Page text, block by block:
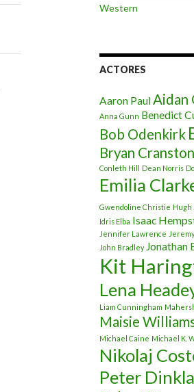
Western
ACTORES
Aaron PaulAidan
Anna Gunn Benedict
Bob Odenkirk
Bryan Cranston
Conleth Hill
Dean Norris
Emilia
Gwendoline Christie Hugh
Idris Elba Isaac
Jennifer Lawrence
John Bradley Jonathan
Kit
Lena
Liam Cunningham
Maisie
Michael Caine Michael K.
Nikolaj
Peter